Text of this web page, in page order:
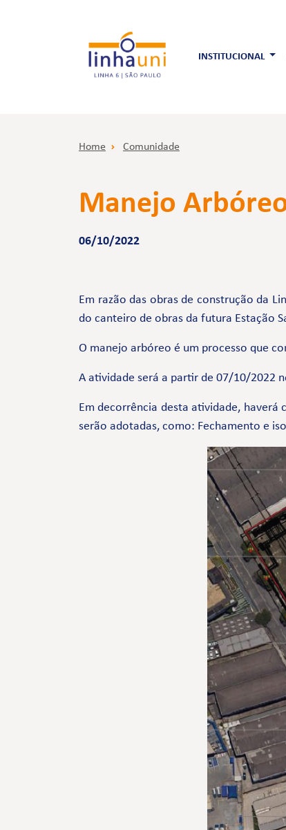
INSTITUCIONAL
Home Comunidade
Manejo
06/10/2022
Em razão das obras de construção da
do canteiro de obras da futura Estação
O manejo arbóreo é um processo que
A atividade será a partir de 07/10/2022
Em decorrência desta atividade,
serão adotadas, como: Fechamento e